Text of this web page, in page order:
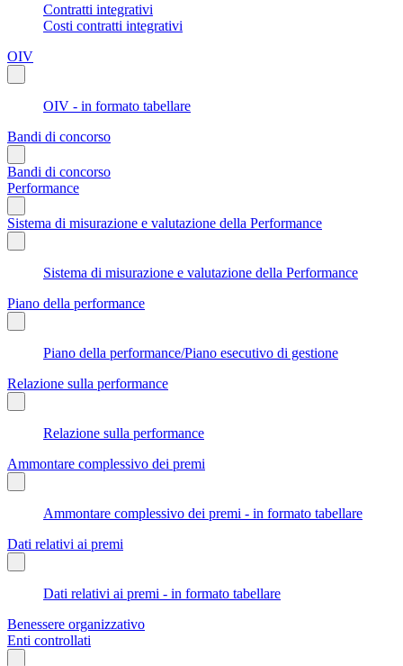
Contratti integrativi
Costi contratti integrativi
OIV
OIV - in formato tabellare
Bandi di concorso
Bandi di concorso
Performance
Sistema di misurazione e valutazione della Performance
Sistema di misurazione e valutazione della Performance
Piano della performance
Piano della performance/Piano esecutivo di gestione
Relazione sulla performance
Relazione sulla performance
Ammontare complessivo dei premi
Ammontare complessivo dei premi - in formato tabellare
Dati relativi ai premi
Dati relativi ai premi - in formato tabellare
Benessere organizzativo
Enti controllati